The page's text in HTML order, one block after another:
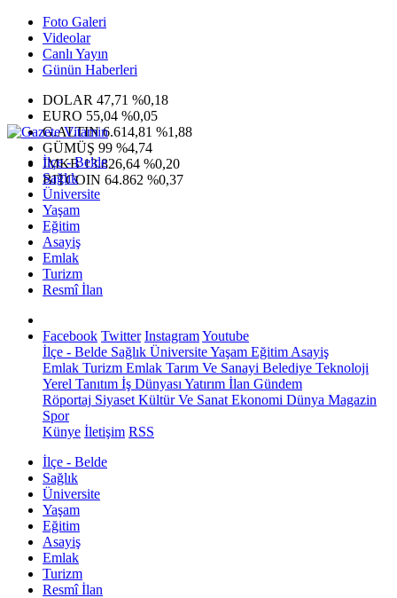
Foto Galeri
Videolar
Canlı Yayın
Günün Haberleri
DOLAR 47,71 %0,18
EURO 55,04 %0,05
G.ALTIN6.614,81 %1,88
GÜMÜŞ 99 %4,74
IMKB13.826,64 %0,20
BITCOIN 64.862 %0,37
İlçe - Belde
Sağlık
Üniversite
Yaşam
Eğitim
Asayiş
Emlak
Turizm
Resmî İlan
Facebook Twitter InstagramYoutube
İlçe - Belde Sağlık ÜniversiteYaşam Eğitim Asayiş
Emlak Turizm Emlak Tarım Ve Sanayi Belediye Teknoloji
Yerel Tanıtım İş Dünyası Yatırım İlan Gündem
Röportaj Siyaset Kültür Ve Sanat Ekonomi Dünya Magazin
Spor
Künye İletişim RSS
İlçe - Belde
Sağlık
Üniversite
Yaşam
Eğitim
Asayiş
Emlak
Turizm
Resmî İlan